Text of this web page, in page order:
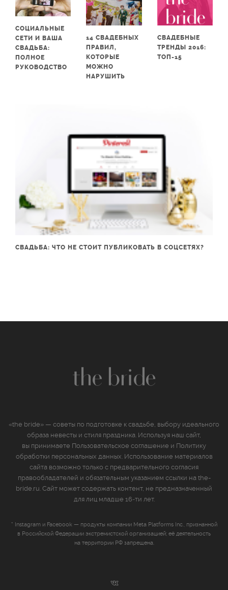
СОЦИАЛЬНЫЕ
СЕТИ И ВАША
СВАДЬБА:
ПОЛНОЕ
РУКОВОДСТВО
14 СВАДЕБНЫХ
ПРАВИЛ,
КОТОРЫЕ
МОЖНО
НАРУШИТЬ
СВАДЕБНЫЕ
ТРЕНДЫ 2016:
ТОП-15
СВАДЬБА: ЧТО НЕ СТОИТ ПУБЛИКОВАТЬ В СОЦСЕТЯХ?
«the bride» — советы по подготовке к свадьбе, выбору идеального
образа невесты и стиля праздника. Используя наш сайт,
вы принимаете Пользовательское соглашение и Политику
обработки персональных данных . Использование материалов
сайта возможно только с предварительного согласия
правообладателей и обязательным указанием ссылки на the-
bride.ru. Сайт может содержать контент, не предназначенный
для лиц младше 16‑ти лет.
* Instagram и Facebook — продукты компании Meta Platforms Inc., признанной
в Российской Федерации экстремистской организацией; её деятельность
на территории РФ запрещена.